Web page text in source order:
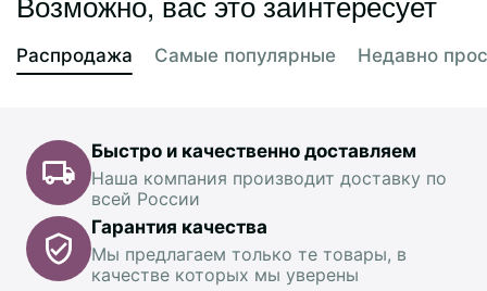
Распродажа Самые популярные Недавно
Быстро и качественно доставляем
Наша компания производит доставку по
всей России
Гарантия качества
Мы предлагаем только те товары, в
качестве которых мы уверены